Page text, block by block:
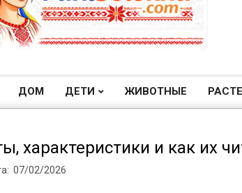
Главное
ДОМ ДЕТИ ЖИВОТНЫЕ
характеристики и как их
07/02/2026